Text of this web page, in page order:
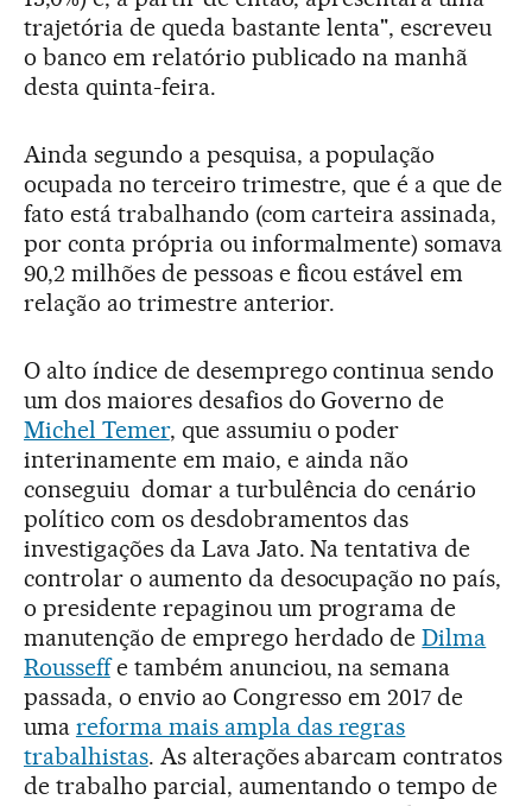
trajetória de queda bastante lenta", escreveu
o banco em relatório publicado na manhã
desta quinta-feira.
Ainda segundo a pesquisa, a população
ocupada no terceiro trimestre, que é a que de
fato está trabalhando (com carteira assinada,
por conta própria ou informalmente) somava
90,2 milhões de pessoas e ficou estável em
relação ao trimestre anterior.
O alto índice de desemprego continua sendo
um dos maiores desafios do Governo de
Michel Temer, que assumiu o poder
interinamente em maio, e ainda não
conseguiu domar a turbulência do cenário
político com os desdobramentos das
investigações da Lava Jato. Na tentativa de
controlar o aumento da desocupação no país,
o presidente repaginou um programa de
manutenção de emprego herdado deDilma
Rousseffe também anunciou, na semana
passada, o envio ao Congresso em 2017 de
uma reforma mais ampla das regras
trabalhistas. As alterações abarcam contratos
de trabalho parcial, aumentando o tempo de